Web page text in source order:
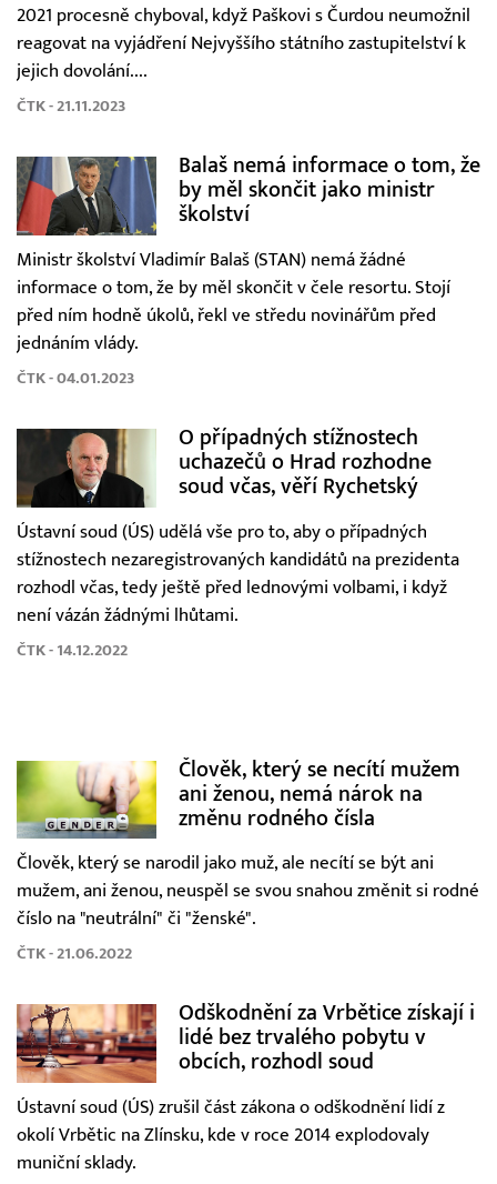
2021 procesně chyboval, když Paškovi s Čurdou neumožnil
reagovat na vyjádření Nejvyššího státního zastupitelství k
jejich dovolání....
ČTK - 21.11.2023
Balaš nemá informace o tom, že
by měl skončit jako ministr
školství
Ministr školství Vladimír Balaš (STAN) nemá žádné
informace o tom, že by měl skončit v čele resortu. Stojí
před ním hodně úkolů, řekl ve středu novinářům před
jednáním vlády.
ČTK - 04.01.2023
O případných stížnostech
uchazečů o Hrad rozhodne
soud včas, věří Rychetský
Ústavní soud (ÚS) udělá vše pro to, aby o případných
stížnostech nezaregistrovaných kandidátů na prezidenta
rozhodl včas, tedy ještě před lednovými volbami, i když
není vázán žádnými lhůtami.
ČTK - 14.12.2022
Člověk, který se necítí mužem
ani ženou, nemá nárok na
změnu rodného čísla
Člověk, který se narodil jako muž, ale necítí se být ani
mužem, ani ženou, neuspěl se svou snahou změnit si rodné
číslo na "neutrální" či "ženské".
ČTK - 21.06.2022
Odškodnění za Vrbětice získají i
lidé bez trvalého pobytu v
obcích, rozhodl soud
Ústavní soud (ÚS) zrušil část zákona o odškodnění lidí z
okolí Vrbětic na Zlínsku, kde v roce 2014 explodovaly
muniční sklady.